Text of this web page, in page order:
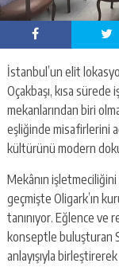
İstanbul’un elit
Oçakbaşı, kısa
mekanlarından biri
eşliğinde misafirlerini
kültürünü modern
Mekânın
geçmişte Oligark’ın
tanınıyor. Eğlence
konseptle buluşturan
anlayışıyla